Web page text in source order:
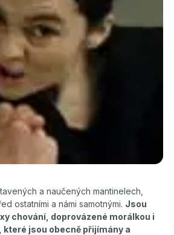
a naučených mantinelech,
ostatními a námi samotnými. Jsou
chování, doprovázené morálkou i
jsou obecně přijímány a